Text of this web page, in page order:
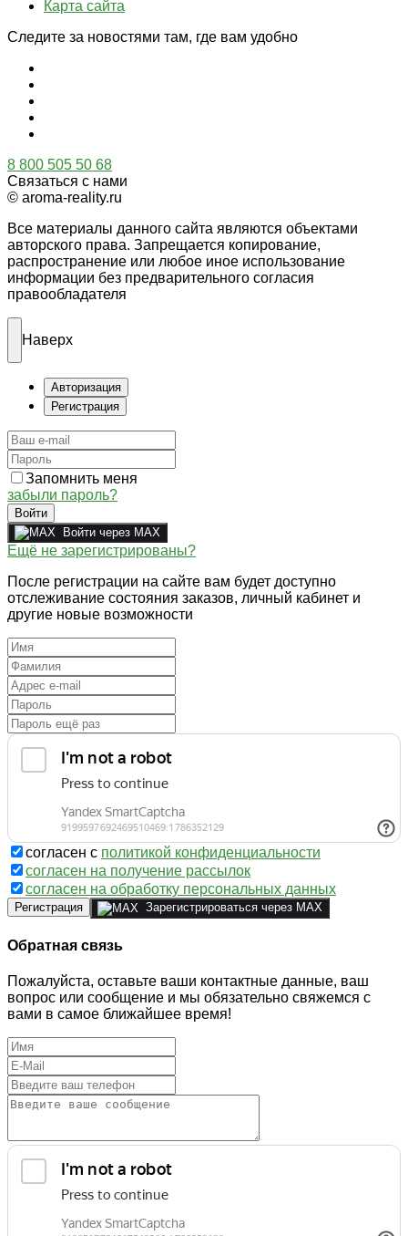
Карта сайта
Следите за новостями там, где вам удобно
8 800 505 50 68
Связаться с нами
© aroma-reality.ru
Все материалы данного сайта являются объектами
авторского права. Запрещается копирование,
распространение или любое иное использование
информации без предварительного согласия
правообладателя
Наверх
Авторизация
Регистрация
Запомнить меня
забыли пароль?
Войти
Войти через MAX
Ещё не зарегистрированы?
После регистрации на сайте вам будет доступно
отслеживание состояния заказов, личный кабинет и
другие новые возможности
согласен с политикой конфиденциальности
согласен на получение рассылок
согласен на обработку персональных данных
Регистрация Зарегистрироваться через MAX
Обратная связь
Пожалуйста, оставьте ваши контактные данные, ваш
вопрос или сообщение и мы обязательно свяжемся с
вами в самое ближайшее время!